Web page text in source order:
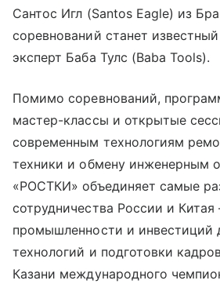
Сантос Игл (Santos Eagle) из
соревнований станет
эксперт Баба Тулс (Baba Tools).
Помимо соревнований,
мастер-классы и открытые
современным технологиям
техники и обмену инженерным
«РОСТКИ» объединяет самые
сотрудничества России и
промышленности и инвестиций
технологий и подготовки
Казани международного